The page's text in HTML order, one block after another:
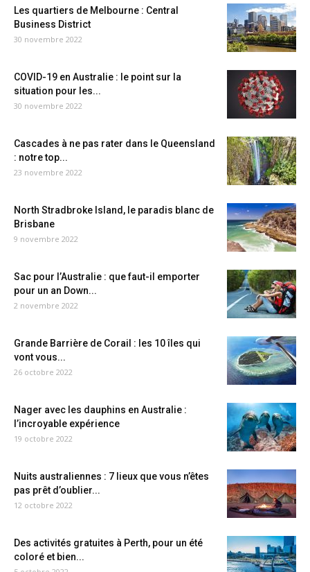
Les quartiers de Melbourne : Central
Business District
30 novembre 2022
COVID-19 en Australie : le point sur la
situation pour les...
30 novembre 2022
Cascades à ne pas rater dans le Queensland
: notre top...
23 novembre 2022
North Stradbroke Island, le paradis blanc de
Brisbane
9 novembre 2022
Sac pour l’Australie : que faut-il emporter
pour un an Down...
2 novembre 2022
Grande Barrière de Corail : les 10 îles qui
vont vous...
26 octobre 2022
Nager avec les dauphins en Australie :
l’incroyable expérience
19 octobre 2022
Nuits australiennes : 7 lieux que vous n’êtes
pas prêt d’oublier...
12 octobre 2022
Des activités gratuites à Perth, pour un été
coloré et bien...